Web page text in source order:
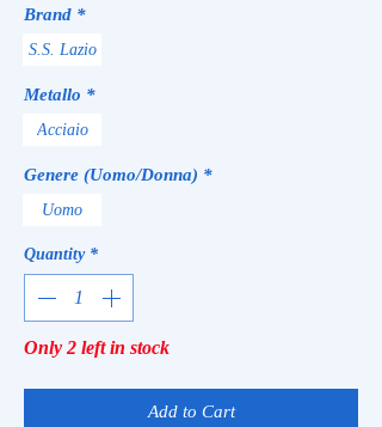
Brand *
S.S. Lazio
Metallo *
Acciaio
Genere (Uomo/Donna) *
Uomo
Quantity *
Only 2 left in stock
Add to Cart